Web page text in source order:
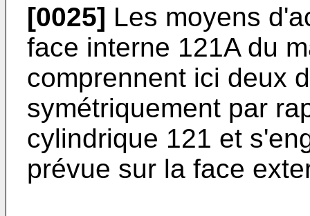
[0025] Les moyens
face interne 121A du
comprennent ici deux
symétriquement par
cylindrique 121 et
prévue sur la face